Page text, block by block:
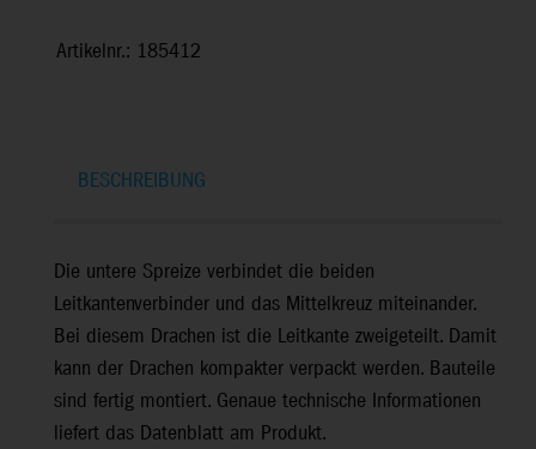
Artikelnr.: 185412
BESCHREIBUNG
Die untere Spreize verbindet die beiden
Leitkantenverbinder und das Mittelkreuz miteinander.
Bei diesem Drachen ist die Leitkante zweigeteilt. Damit
kann der Drachen kompakter verpackt werden. Bauteile
sind fertig montiert. Genaue technische Informationen
liefert das Datenblatt am Produkt.